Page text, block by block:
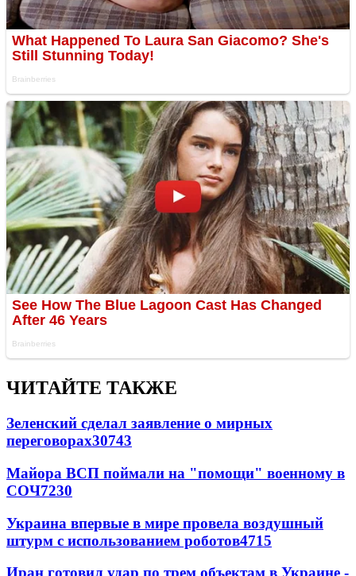
ЧИТАЙТЕ ТАКЖЕ
Зеленский сделал заявление о мирных
переговорах30743
Майора ВСП поймали на "помощи" военному в
СОЧ7230
Украина впервые в мире провела воздушный
штурм с использованием роботов4715